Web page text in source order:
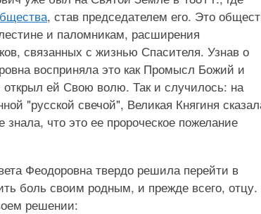
, став председателем его. Это
и паломникам, расширения
связанных с жизнью Спасителя. Узнав о
восприняла это как Промысл Божий и
ей Свою волю. Так и случилось: на
"русской свечой", Великая Княгиня
что это ее пророческое пожелание
Феодоровна твердо решила перейти в
боль своим родным, и прежде всего, отцу.
решении: